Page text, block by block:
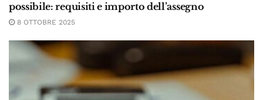
possibile: requisiti e importo dell’assegno
8 OTTOBRE 2025